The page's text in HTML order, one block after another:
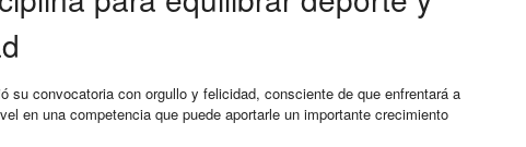
su convocatoria con orgullo y felicidad, consciente de que enfrentará a
en una competencia que puede aportarle un importante crecimiento